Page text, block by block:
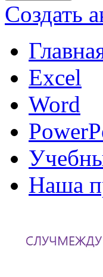
Создать
Excel
Word
Наша